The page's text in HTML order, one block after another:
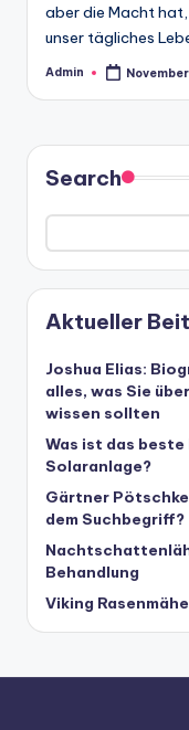
aber die Macht
unser tägliches
Posted
Admin
Search
Aktueller
Joshua Elias:
alles, was Sie
wissen sollten
Was ist das
Solaranlage?
Gärtner
dem Suchbegriff?
Behandlung
Viking